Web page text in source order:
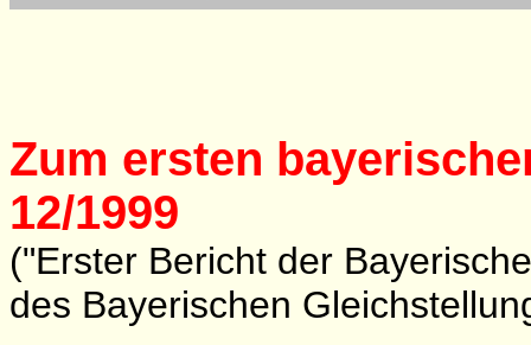
Zum ersten
12/1999
("Erster Bericht der
des Bayerischen